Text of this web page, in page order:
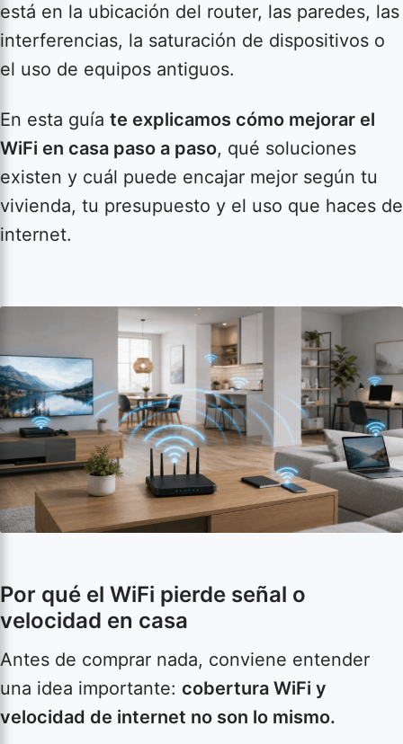
está en la ubicación del router, las paredes, las
interferencias, la saturación de dispositivos o
el uso de equipos antiguos.
En esta guía te explicamos cómo mejorar el
WiFi en casa paso a paso, qué soluciones
existen y cuál puede encajar mejor según tu
vivienda, tu presupuesto y el uso que haces de
internet.
Por qué el WiFi pierde señal o
velocidad en casa
Antes de comprar nada, conviene entender
una idea importante: cobertura WiFi y
velocidad de internet no son lo mismo.